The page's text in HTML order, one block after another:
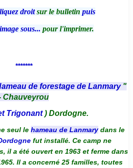
droitsur le bulletin puis
sous... pour l'imprimer.
*******
de forestage de Lanmary "
Chauveyrou
Trigonant) Dordogne.
seul le hameau de Lanmarydans le
fut installé. Ce camp ne
il a été ouvert en 1963 et ferme dans
Il a concerné 25 familles, toutes